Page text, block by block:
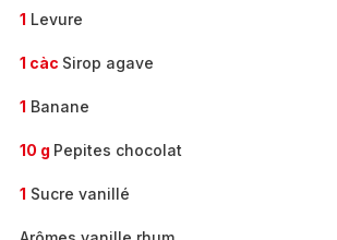
1 Levure
1 càc Sirop agave
1 Banane
10 g Pepites chocolat
1 Sucre vanillé